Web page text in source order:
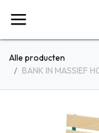
Alle producten
BANK IN MASSIEF